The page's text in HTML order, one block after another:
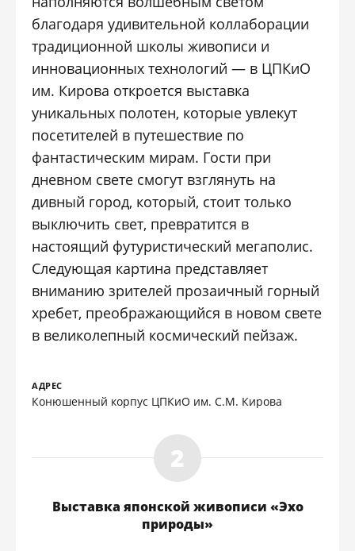
благодаря удивительной коллаборации
традиционной школы живописи и
инновационных технологий — в ЦПКиО
им. Кирова откроется выставка
уникальных полотен, которые увлекут
посетителей в путешествие по
фантастическим мирам. Гости при
дневном свете смогут взглянуть на
дивный город, который, стоит только
выключить свет, превратится в
настоящий футуристический мегаполис.
Следующая картина представляет
вниманию зрителей прозаичный горный
хребет, преображающийся в новом свете
в великолепный космический пейзаж.
АДРЕС
Конюшенный корпус ЦПКиО им. С.М. Кирова
Выставка японской живописи «Эхо
природы»